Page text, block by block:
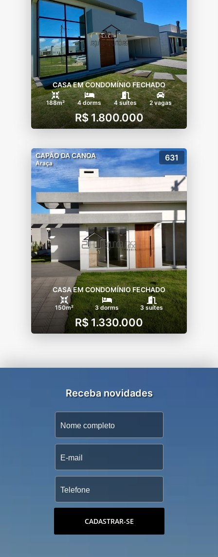
CASA EM CONDOMÍNIO FECHADO
188m² 4 dorms 4 suítes 2 vagas
R$ 1.800.000
CAPÃO DA CANOA
Araça
631
CASA EM CONDOMÍNIO FECHADO
150m² 3 dorms 3 suítes
R$ 1.330.000
Receba novidades
CADASTRAR-SE